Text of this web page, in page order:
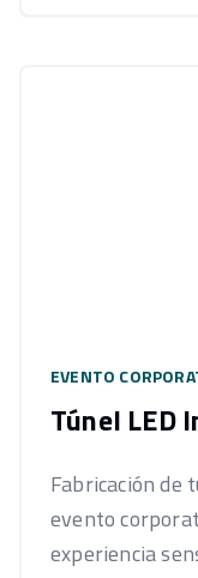
EVENTO
Túnel LED
Fabricación de
evento
experiencia